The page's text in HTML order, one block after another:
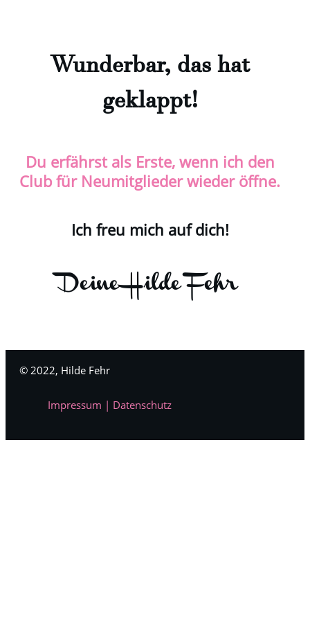
Wunderbar, das hat
geklappt!
Du erfährst als Erste, wenn ich den
Club für Neumitglieder wieder öffne.
Ich freu mich auf dich!
Deine Hilde Fehr
© 2022, Hilde Fehr
Impressum | Datenschutz